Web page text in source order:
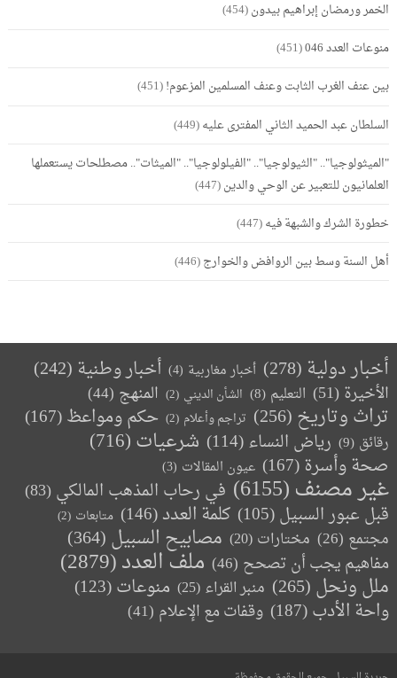
الخمر ورمضان إبراهيم بيدون(454)
منوعات العدد 046
(451)
بين عنف الغرب الثابت وعنف المسلمين المزعوم!(451)
السلطان عبد الحميد الثاني المفترى عليه(449)
"الميثولوجيا".. "الثيولوجيا".. "الفيلولوجيا".. "الميثات".. مصطلحات يستعملها
العلمانيون للتعبير عن الوحي والدين(447)
خطورة الشرك والشبهة فيه(447)
أهل السنة وسط بين الروافض والخوارج(446)
أخبار دولية (278) أخبار مغاربية (4) أخبار وطنية(242)
الأخيرة (51) التعليم (8) الشأن الديني (2) المنهج (44)
تراث وتاريخ(256) تراجم وأعلام (2) حكم ومواعظ(167)
رقائق (9) رياض النساء(114) شرعيات(716)
صحة وأسرة(167) عيون المقالات (3)
غير مصنف(6155) في رحاب المذهب المالكي (83)
قبل عبور السبيل(105) كلمة العدد(146) متابعات (2)
مجتمع (26) مختارات (20) مصابيح السبيل(364)
مفاهيم يجب أن تصحح (46) ملف العدد(2879)
ملل ونحل(265) منبر القراء(25) منوعات(123)
واحة الأدب(187) وقفات مع الإعلام (41)